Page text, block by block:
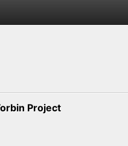
Project